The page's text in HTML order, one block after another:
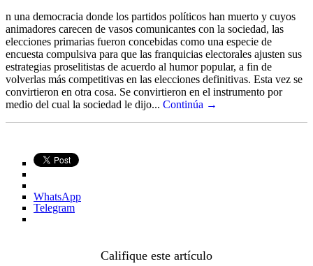
n una democracia donde los partidos políticos han muerto y cuyos
animadores carecen de vasos comunicantes con la sociedad, las
elecciones primarias fueron concebidas como una especie de
encuesta compulsiva para que las franquicias electorales ajusten sus
estrategias proselitistas de acuerdo al humor popular, a fin de
volverlas más competitivas en las elecciones definitivas. Esta vez se
convirtieron en otra cosa. Se convirtieron en el instrumento por
medio del cual la sociedad le dijo... Continúa →
WhatsApp
Telegram
Califique este artículo